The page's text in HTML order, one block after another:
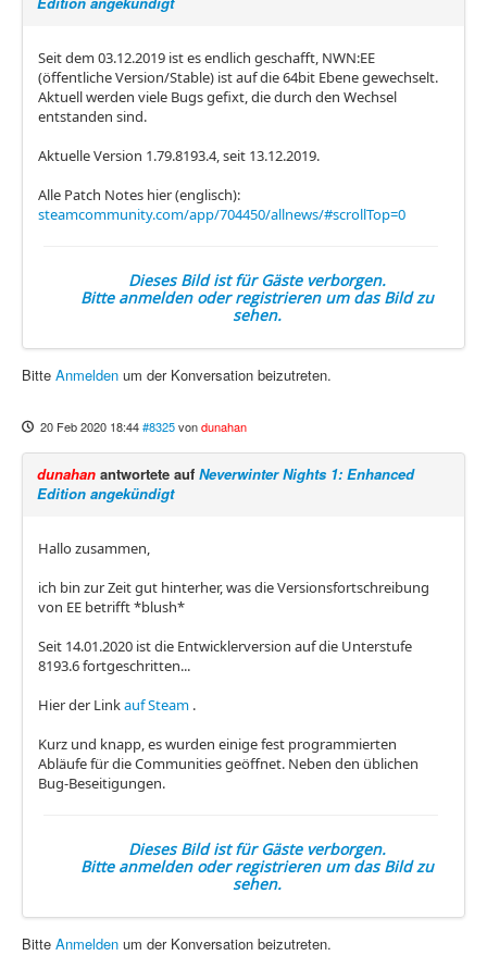
Seit dem 03.12.2019 ist es endlich geschafft, NWN:EE
(öffentliche Version/Stable) ist auf die 64bit Ebene gewechselt.
Aktuell werden viele Bugs gefixt, die durch den Wechsel
entstanden sind.
Aktuelle Version 1.79.8193.4, seit 13.12.2019.
Alle Patch Notes hier (englisch):
steamcommunity.com/app/704450/allnews/#scrollTop=0
Dieses Bild ist für Gäste verborgen.
Bitte anmelden oder registrieren um das Bild zu
sehen.
Bitte Anmelden um der Konversation beizutreten.
20 Feb 2020 18:44#8325vondunahan
dunahan antwortete auf Neverwinter Nights 1: Enhanced
Edition angekündigt
Hallo zusammen,
ich bin zur Zeit gut hinterher, was die Versionsfortschreibung
von EE betrifft *blush*
Seit 14.01.2020 ist die Entwicklerversion auf die Unterstufe
8193.6 fortgeschritten...
Hier der Linkauf Steam .
Kurz und knapp, es wurden einige fest programmierten
Abläufe für die Communities geöffnet. Neben den üblichen
Bug-Beseitigungen.
Dieses Bild ist für Gäste verborgen.
Bitte anmelden oder registrieren um das Bild zu
sehen.
Bitte Anmelden um der Konversation beizutreten.